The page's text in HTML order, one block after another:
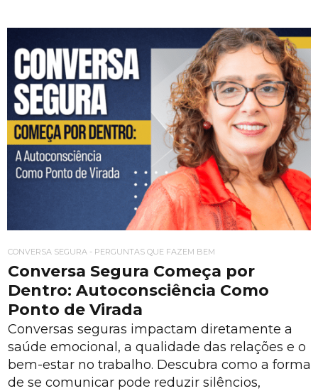
CONVERSA SEGURA - PERGUNTAS QUE FAZEM BEM
Conversa Segura Começa por
Dentro: Autoconsciência Como
Ponto de Virada
Conversas seguras impactam diretamente a
saúde emocional, a qualidade das relações e o
bem-estar no trabalho. Descubra como a forma
de se comunicar pode reduzir silêncios,